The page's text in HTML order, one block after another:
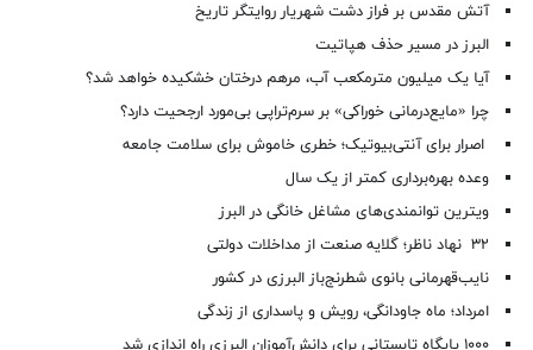
آتش مقدس بر فراز دشت شهریار روایتگر تاریخ
البرز در مسیر حذف هپاتیت
آیا یک میلیون مترمکعب آب، مرهم درختان خشکیده خواهد شد؟
چرا «مایع‌درمانی خوراکی» بر سرم‌تراپی بی‌مورد ارجحیت دارد؟
اصرار برای آنتی‌بیوتیک؛ خطری خاموش برای سلامت جامعه
وعده بهره‌برداری کمتر از یک سال
ویترین توانمندی‌های مشاغل خانگی در البرز
۳۲ نهاد ناظر؛ گلایه صنعت از مداخلات دولتی
نایب‌قهرمانی بانوی شطرنج‌باز البرزی در کشور
امرداد؛ ماه جاودانگی، رویش و پاسداری از زندگی
۱۰۰۰ پایگاه تابستانی برای دانش‌آموزان البرزی راه اندازی شد